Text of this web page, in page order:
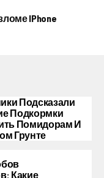
IPhone
Подсказали
Подкормки
Помидорам И
Грунте
Какие